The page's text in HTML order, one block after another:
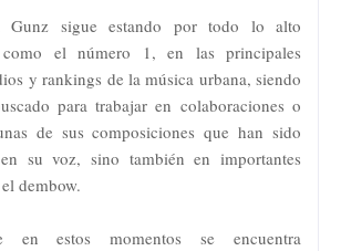
sigue estando por todo lo alto
como el número 1, en las principales
y rankings de la música urbana, siendo
para trabajar en colaboraciones o
de sus composiciones que han sido
su voz, sino también en importantes
dembow.
estos momentos se encuentra